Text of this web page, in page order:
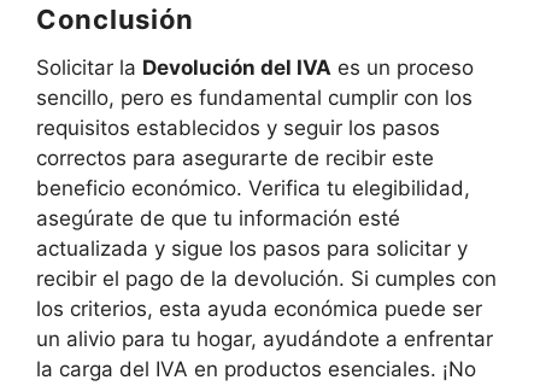
Conclusión
Solicitar la Devolución del IVA es un proceso
sencillo, pero es fundamental cumplir con los
requisitos establecidos y seguir los pasos
correctos para asegurarte de recibir este
beneficio económico. Verifica tu elegibilidad,
asegúrate de que tu información esté
actualizada y sigue los pasos para solicitar y
recibir el pago de la devolución. Si cumples con
los criterios, esta ayuda económica puede ser
un alivio para tu hogar, ayudándote a enfrentar
la carga del IVA en productos esenciales. ¡No